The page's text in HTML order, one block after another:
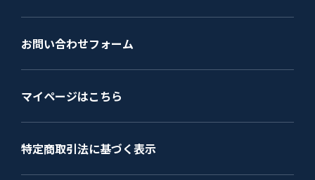
お問い合わせフォーム
マイページはこちら
特定商取引法に基づく表示